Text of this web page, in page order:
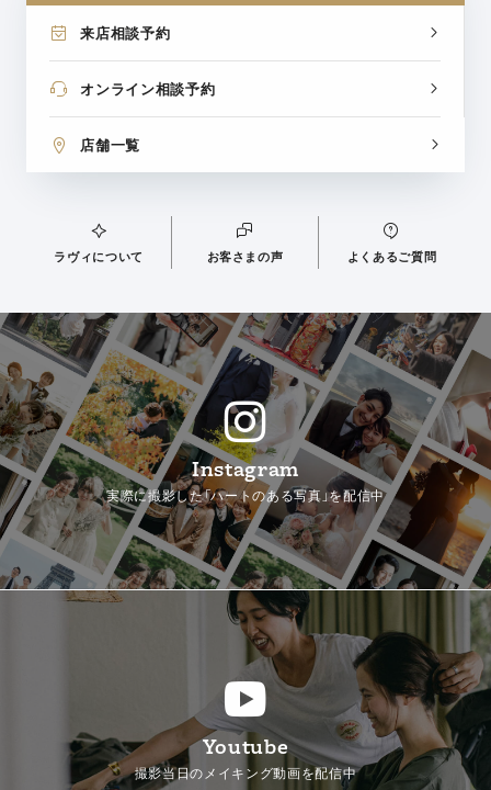
来店相談予約
オンライン相談予約
店舗一覧
ラヴィについて お客さまの声 よくあるご質問
Instagram
実際に撮影した「ハートのある写真」を配信中
Youtube
撮影当日のメイキング動画を配信中